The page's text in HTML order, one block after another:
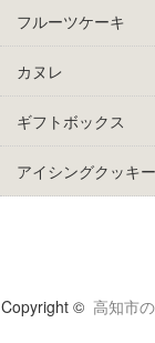
フルーツケーキ
カヌレ
ギフトボックス
アイシングクッキー
Copyright © 高知市